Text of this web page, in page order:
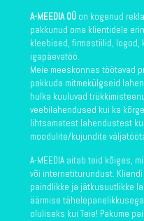
A-MEEDIA OÜ on kogenud
pakkunud oma klientidele
kleebised, firmastiilid, logod,
igapäevatöö.
Meie meeskonnas töötavad
pakkuda mitmekülgseid
hulka kuuluvad
veebilahendused kui ka
lihtsamatest lahendustest
moodulite/kujundite
A-MEEDIA aitab teid kõiges,
või internetiturundust.
paindlikke ja jätkusuutlikke
äärmise
oluliseks kui Teie! Pakume